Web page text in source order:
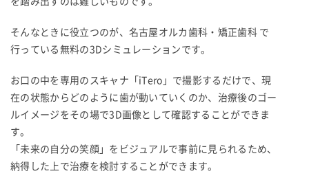
そんなときに役立つのが、名古屋オルカ歯科・矯正歯科 で
行っている無料の3Dシミュレーションです。
お口の中を専用のスキャナ「iTero」で撮影するだけで、現
在の状態からどのように歯が動いていくのか、治療後のゴー
ルイメージをその場で3D画像として確認することができま
す。
「未来の自分の笑顔」をビジュアルで事前に見られるため、
納得した上で治療を検討することができます。